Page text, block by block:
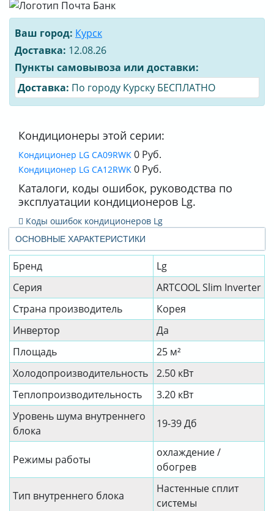
ОСНОВНЫЕ ХАРАКТЕРИСТИКИ
Бренд
Lg
Серия
ARTCOOL Slim Inverter
Страна производитель
Корея
Инвертор
Да
Площадь
25 м²
Холодопроизводительность
2.50 кВт
Теплопроизводительность
3.20 кВт
Уровень шума внутреннего
блока
19-39 Дб
Режимы работы
охлаждение /
обогрев
Тип внутреннего блока
Настенные сплит
системы
Ваш город: Курск
Доставка: 12.08.26
Пункты самовывоза или доставки:
Доставка: По городу Курску БЕСПЛАТНО
Кондиционеры этой серии:
Кондиционер LG CA09RWK 0 Руб.
Кондиционер LG CA12RWK 0 Руб.
Каталоги, коды ошибок, руководства по
эксплуатации кондиционеров Lg.
Коды ошибок кондиционеров Lg